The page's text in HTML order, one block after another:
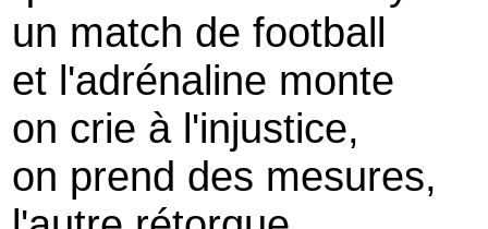
un match de football
et l'adrénaline monte
on crie à l'injustice,
on prend des mesures,